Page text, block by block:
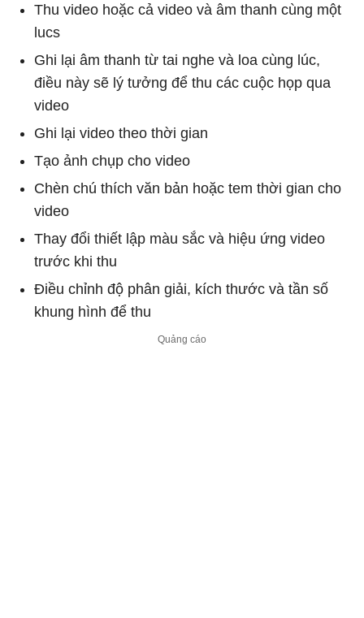
Thu video hoặc cả video và âm thanh cùng một
lucs
Ghi lại âm thanh từ tai nghe và loa cùng lúc,
điều này sẽ lý tưởng để thu các cuộc họp qua
video
Ghi lại video theo thời gian
Tạo ảnh chụp cho video
Chèn chú thích văn bản hoặc tem thời gian cho
video
Thay đổi thiết lập màu sắc và hiệu ứng video
trước khi thu
Điều chỉnh độ phân giải, kích thước và tần số
khung hình để thu